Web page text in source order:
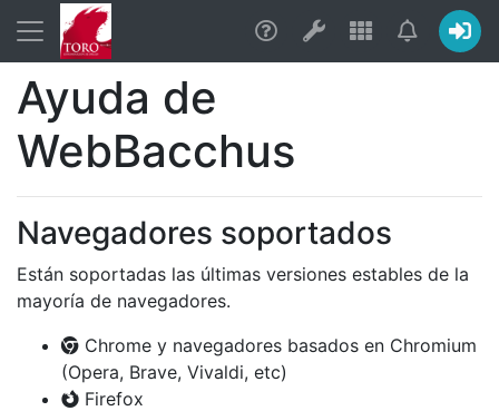
AyudaUtilidades
Ayuda de
WebBacchus
Navegadores soportados
Están soportadas las últimas versiones estables de la
mayoría de navegadores.
Chrome y navegadores basados en Chromium
(Opera, Brave, Vivaldi, etc)
Firefox